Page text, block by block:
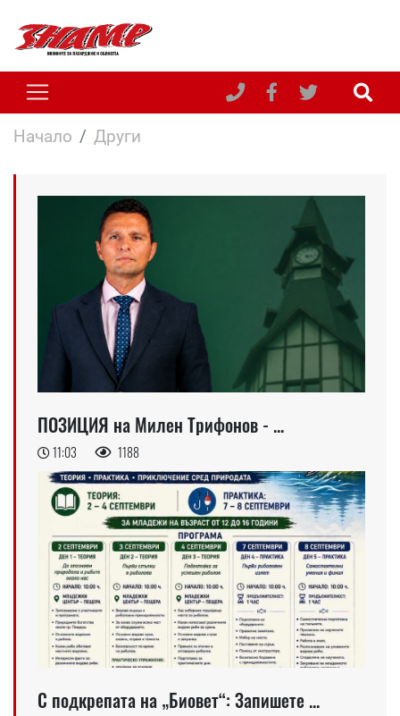
Начало Други
ПОЗИЦИЯ на Милен Трифонов - ...
11:03 1188
С подкрепата на „Биовет“: Запишете ...